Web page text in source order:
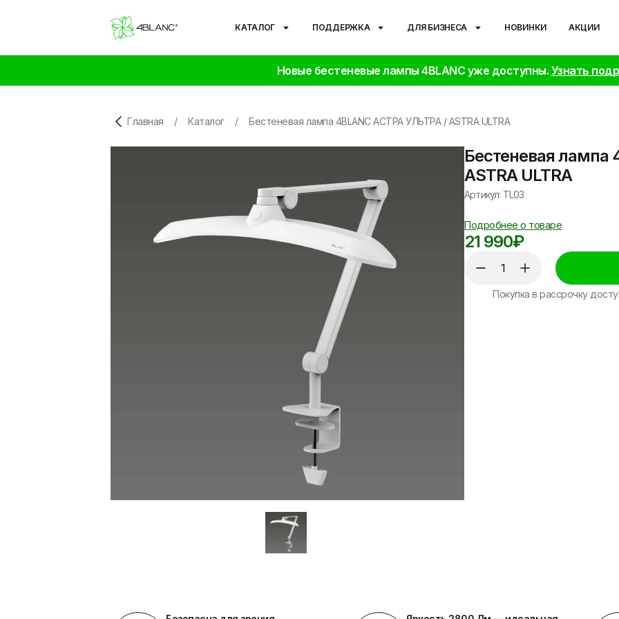
КАТАЛОГ ПОДДЕРЖКА ДЛЯ БИЗНЕСА НОВИНКИ АКЦИИ
Новые бестеневые лампы 4BLANC уже доступны. Узнать
Главная / Каталог / Бестеневая лампа 4BLANC АСТРА УЛЬТРА / ASTRA ULTRA
Бестеневая лампа
ASTRA ULTRA
Артикул: TL03
Подробнее о товаре
21 990₽
Покупка в рассрочку